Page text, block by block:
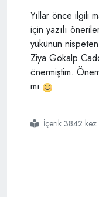
Yıllar önce ilgili
için yazılı
yükünün
Ziya Gökalp
önermiştim.
mı
#taha
#akyolİçerik 3842 kez